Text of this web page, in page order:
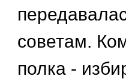
советам.
полка -